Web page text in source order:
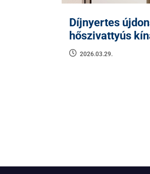
Díjnyertes
hőszivattyús
2026.03.29.